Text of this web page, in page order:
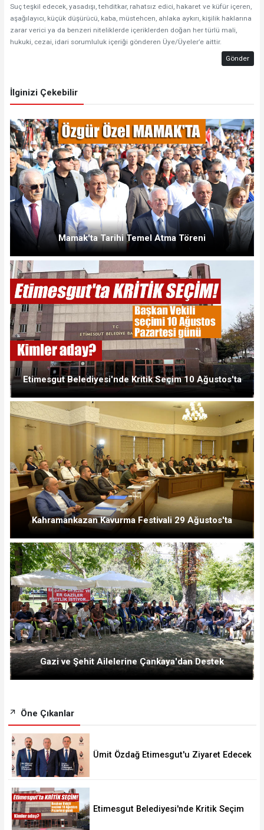
Suç teşkil edecek, yasadışı, tehditkar, rahatsız edici, hakaret ve küfür içeren,
aşağılayıcı, küçük düşürücü, kaba, müstehcen, ahlaka aykırı, kişilik haklarına
zarar verici ya da benzeri niteliklerde içeriklerden doğan her türlü mali,
hukuki, cezai, idari sorumluluk içeriği gönderen Üye/Üyeler’e aittir.
Gönder
İlginizi Çekebilir
Mamak'ta Tarihi Temel Atma Töreni
Etimesgut Belediyesi'nde Kritik Seçim 10 Ağustos'ta
Kahramankazan Kavurma Festivali 29 Ağustos'ta
Gazi ve Şehit Ailelerine Çankaya'dan Destek
Öne Çıkanlar
Ümit Özdağ Etimesgut'u Ziyaret Edecek
Etimesgut Belediyesi'nde Kritik Seçim